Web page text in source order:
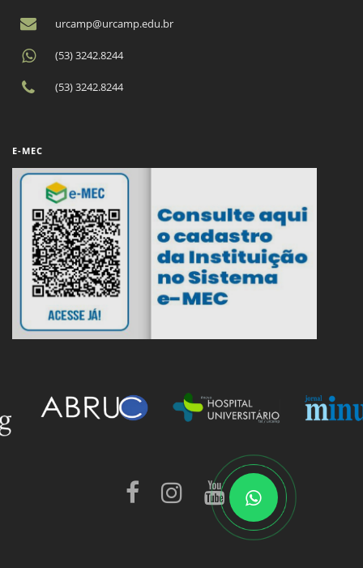
urcamp@urcamp.edu.br
(53) 3242.8244
(53) 3242.8244
E-MEC